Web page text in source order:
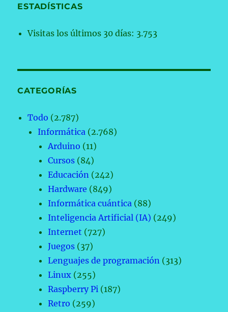
ESTADÍSTICAS
Visitas los últimos 30 días: 3.753
CATEGORÍAS
Todo (2.787)
Informática (2.768)
Arduino (11)
Cursos (84)
Educación (242)
Hardware (849)
Informática cuántica (88)
Inteligencia Artificial (IA) (249)
Internet (727)
Juegos (37)
Lenguajes de programación (313)
Linux (255)
Raspberry Pi (187)
Retro (259)